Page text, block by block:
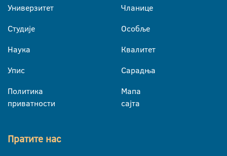
Универзитет
Студије
Наука
Упис
Политика
приватности
Чланице
Особље
Квалитет
Сарадња
Мапа
сајта
Пратите нас